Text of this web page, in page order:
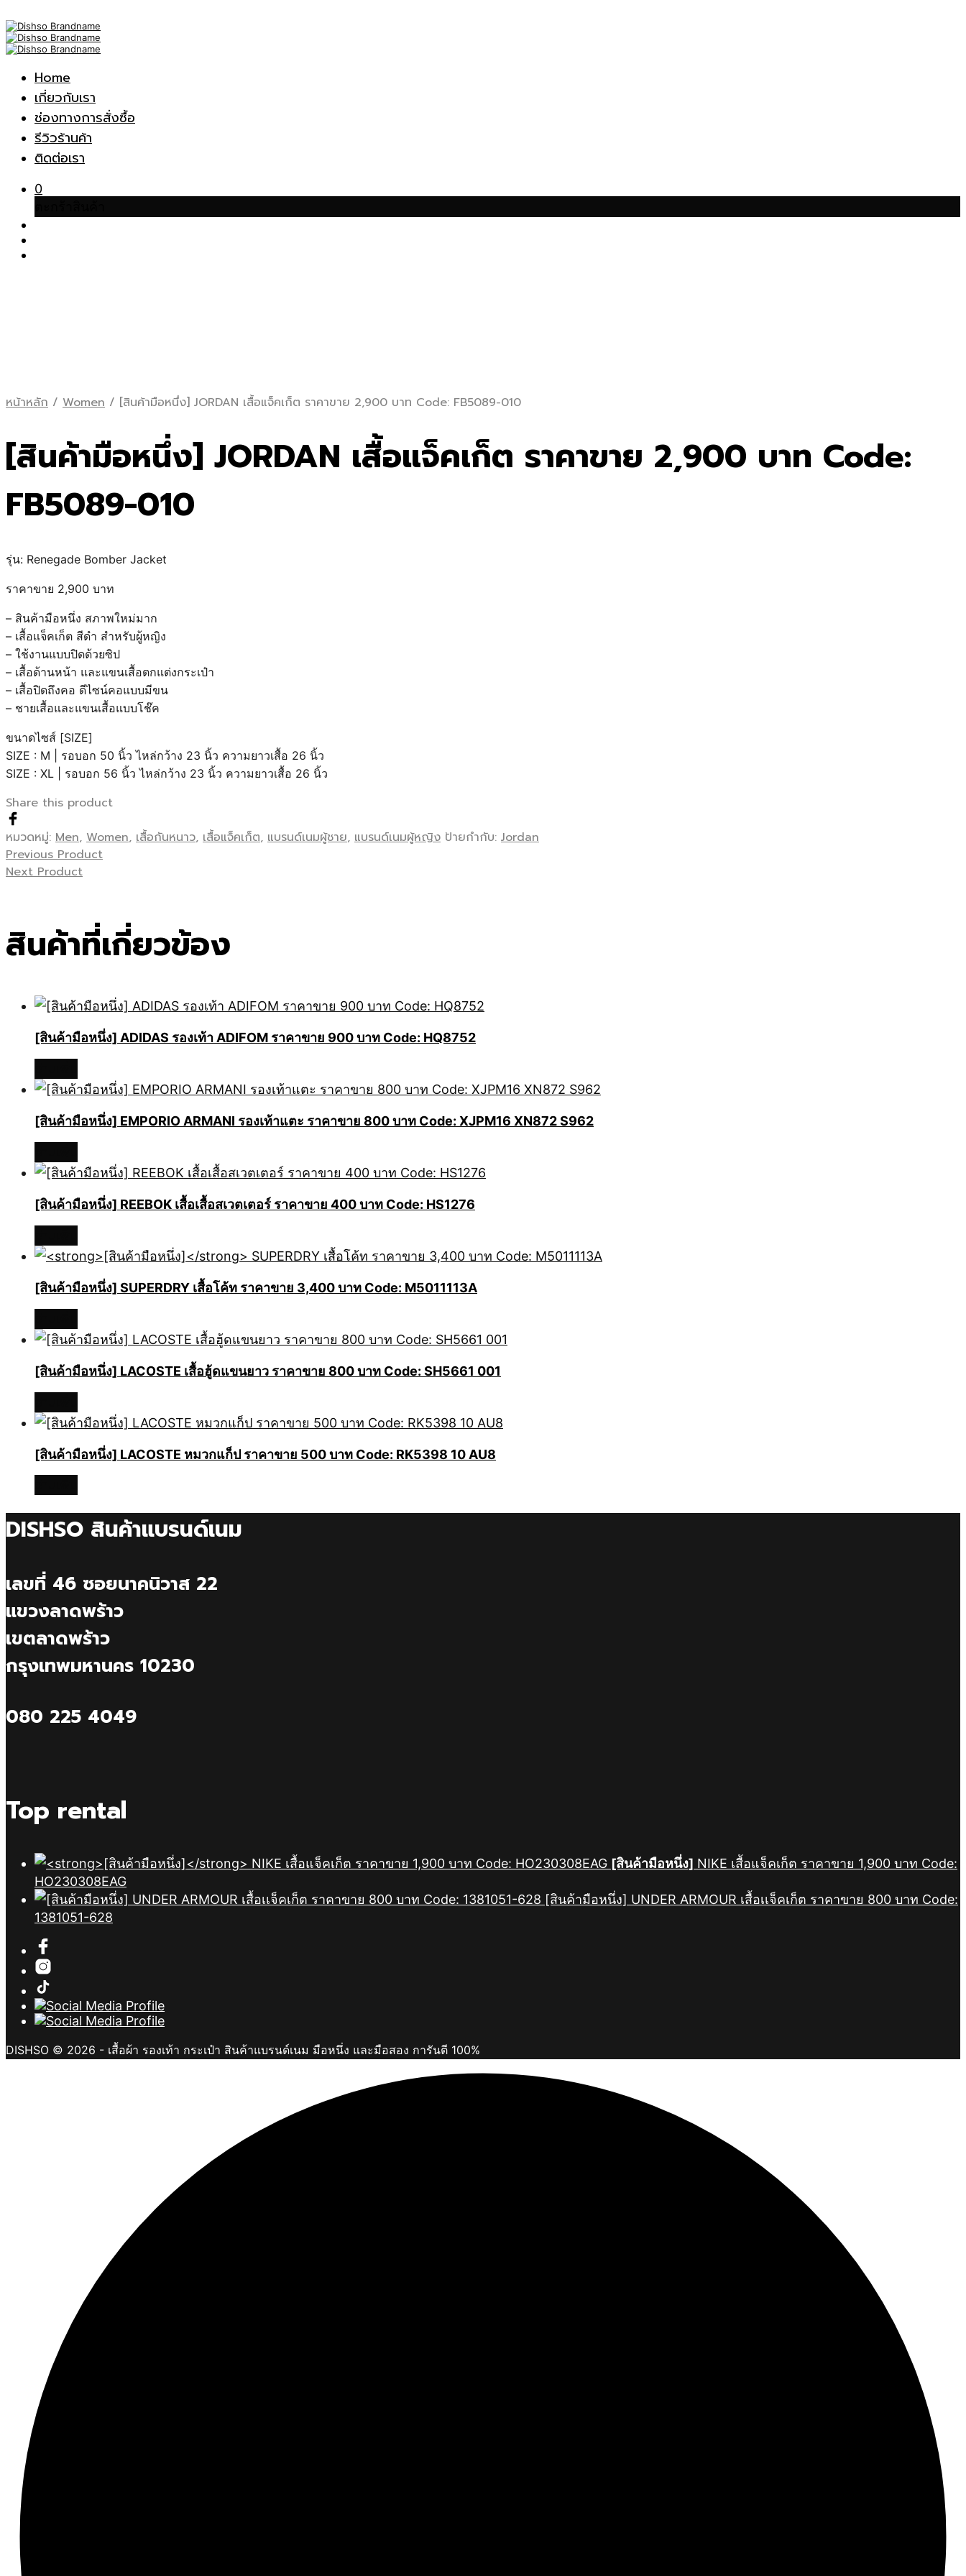
Home
เกี่ยวกับเรา
ช่องทางการสั่งซื้อ
รีวิวร้านค้า
ติดต่อเรา
0
หน้าหลัก / Women / [สินค้ามือหนึ่ง] JORDAN เสื้อแจ็คเก็ต ราคาขาย 2,900 บาท Code: FB5089-010
[สินค้ามือหนึ่ง] JORDAN เสื้อแจ็คเก็ต ราคาขาย 2,900 บาท Code:
FB5089-010
รุ่น: Renegade Bomber Jacket
ราคาขาย 2,900 บาท
– สินค้ามือหนึ่ง สภาพใหม่มาก
– เสื้อเเจ็คเก็ต สีดำ สำหรับผู้หญิง
– ใช้งานแบบปิดด้วยซิป
– เสื้อด้านหน้า และแขนเสื้อตกแต่งกระเป๋า
– เสื้อปิดถึงคอ ดีไซน์คอแบบมีขน
– ชายเสื้อและแขนเสื้อแบบโช๊ค
ขนาดไซส์ [SIZE]
SIZE : M | รอบอก 50 นิ้ว ไหล่กว้าง 23 นิ้ว ความยาวเสื้อ 26 นิ้ว
SIZE : XL | รอบอก 56 นิ้ว ไหล่กว้าง 23 นิ้ว ความยาวเสื้อ 26 นิ้ว
Share this product
หมวดหมู่: Men, Women, เสื้อกันหนาว, เสื้อแจ็คเก็ต, แบรนด์เนมผู้ชาย, แบรนด์เนมผู้หญิง ป้ายกำกับ: Jordan
Previous Product
Next Product
สินค้าที่เกี่ยวข้อง
[สินค้ามือหนึ่ง] ADIDAS รองเท้า ADIFOM ราคาขาย 900 บาท Code: HQ8752
[สินค้ามือหนึ่ง] EMPORIO ARMANI รองเท้าแตะ ราคาขาย 800 บาท Code: XJPM16 XN872 S962
[สินค้ามือหนึ่ง] REEBOK เสื้อเสื้อสเวตเตอร์ ราคาขาย 400 บาท Code: HS1276
[สินค้ามือหนึ่ง] SUPERDRY เสื้อโค้ท ราคาขาย 3,400 บาท Code: M5011113A
[สินค้ามือหนึ่ง] LACOSTE เสื้อฮู้ดแขนยาว ราคาขาย 800 บาท Code: SH5661 001
[สินค้ามือหนึ่ง] LACOSTE หมวกแก็ป ราคาขาย 500 บาท Code: RK5398 10 AU8
DISHSO สินค้าแบรนด์เนม
เลขที่ 46 ซอยนาคนิวาส 22
แขวงลาดพร้าว
เขตลาดพร้าว
กรุงเทพมหานคร 10230
080 225 4049
Top rental
[สินค้ามือหนึ่ง] NIKE เสื้อแจ็คเก็ต ราคาขาย 1,900 บาท Code:
HO230308EAG
[สินค้ามือหนึ่ง] UNDER ARMOUR เสื้อเเจ็คเก็ต ราคาขาย 800 บาท Code:
1381051-628
DISHSO © 2026 - เสื้อผ้า รองเท้า กระเป๋า สินค้าแบรนด์เนม มือหนึ่ง และมือสอง การันตี 100%